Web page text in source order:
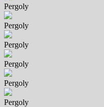
Pergoly
Pergoly
Pergoly
Pergoly
Pergoly
Pergoly